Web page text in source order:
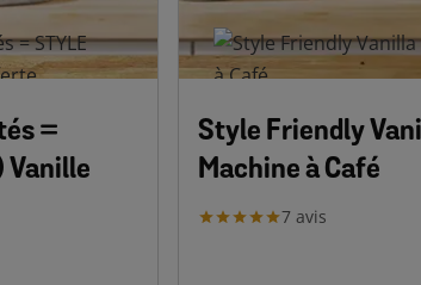
Vanille
Style Friendly
Machine à Café
7 avis